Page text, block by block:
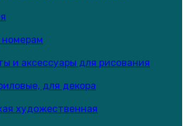
и аксессуары для рисования
для декора
художественная